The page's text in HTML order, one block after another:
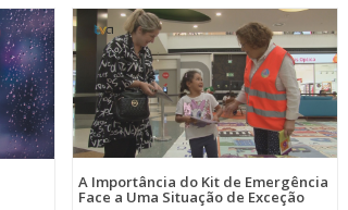
A Importância do Kit de Emergência
Face a Uma Situação de Exceção